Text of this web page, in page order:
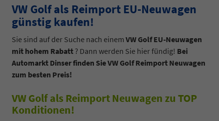
VW Golf als Reimport EU-Neuwagen
günstig kaufen!
Sie sind auf der Suche nach einem VW Golf EU-Neuwagen
mit hohem Rabatt ? Dann werden Sie hier fündig! Bei
Automarkt Dinser finden Sie VW Golf Reimport Neuwagen
zum besten Preis!
VW Golf als Reimport Neuwagen zu TOP
Konditionen!